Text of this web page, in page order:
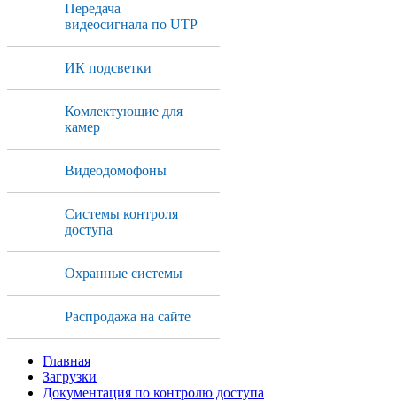
Передача
видеосигнала по UTP
ИК подсветки
Комлектующие для
камер
Видеодомофоны
Системы контроля
доступа
Охранные системы
Распродажа на сайте
Главная
Загрузки
Документация по контролю доступа